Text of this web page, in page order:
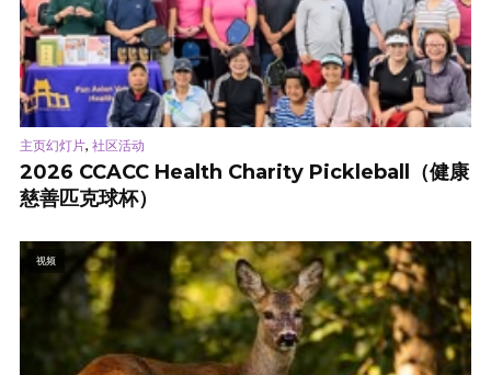
主页幻灯片, 社区活动
2026 CCACC Health Charity Pickleball（健康
慈善匹克球杯）
视频